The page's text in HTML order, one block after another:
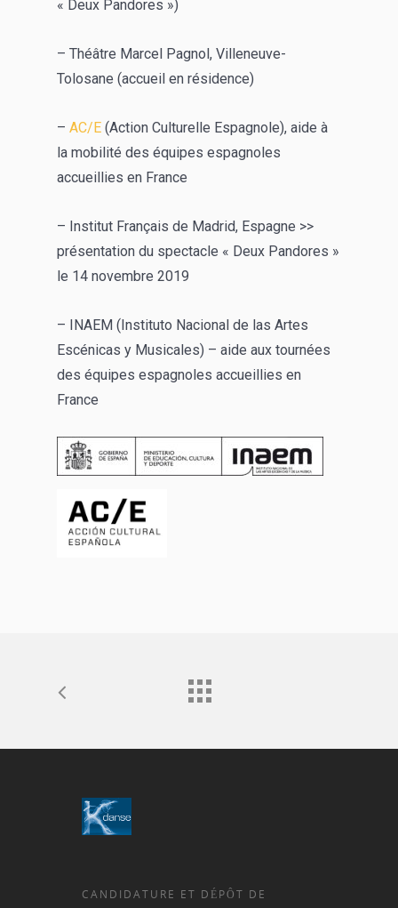
« Deux Pandores »)
– Théâtre Marcel Pagnol, Villeneuve-
Tolosane (accueil en résidence)
– AC/E (Action Culturelle Espagnole), aide à
la mobilité des équipes espagnoles
accueillies en France
– Institut Français de Madrid, Espagne >>
présentation du spectacle « Deux Pandores »
le 14 novembre 2019
– INAEM (Instituto Nacional de las Artes
Escénicas y Musicales) – aide aux tournées
des équipes espagnoles accueillies en
France
CANDIDATURE ET DÉPÔT DE